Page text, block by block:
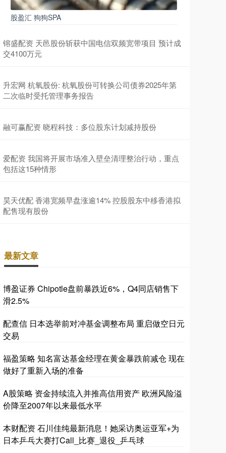
股盈汇 狗狗SPA
镕盛配资 天邑股份斩获中国电信双频宽带项目 预计成
交4100万元
升宏网 杭氧股份: 杭氧股份可转换公司债券2025年第
二次临时受托管理事务报告
融可赢配资 晓程科技：多位股东计划减持股份
爱配资 我国将开展市场准入壁垒清理整治行动，重点
包括这15种情形
昊天优配 香港宽频早盘涨逾14% 控股股东中移香港拟
配售现有股份
最新文章
博盈证券 Chipotle盘前暴跌近6%，Q4同店销售下
滑2.5%
配查信 日本选举前对冲基金调整布局 重启做空日元
交易
福盈策略 知名富达基金经理在黄金暴跌前减仓 现在
做好了重新入场的准备
A股策略 资金持续流入并推高信用资产 欧洲风险溢
价降至2007年以来最低水平
本财配资 石川佳纯最新消息！她采访奥运亚军+为
日本乒乓大赛打Call_比赛_退役_乒乓球